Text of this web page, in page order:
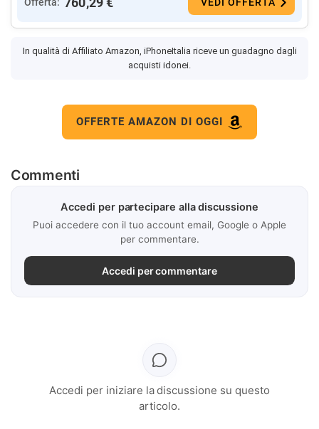
In qualità di Affiliato Amazon, iPhoneItalia riceve un guadagno dagli
acquisti idonei.
OFFERTE AMAZON DI OGGI
Commenti
Accedi per partecipare alla discussione
Puoi accedere con il tuo account email, Google o Apple
per commentare.
Accedi per commentare
Accedi per iniziare la discussione su questo
articolo.